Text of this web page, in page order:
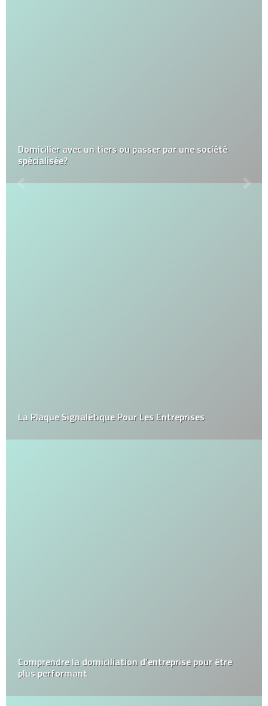
Domicilier avec un tiers ou passer par une société
spécialisée?
La Plaque Signalétique Pour Les Entreprises
Comprendre la domiciliation d’entreprise pour être
plus performant